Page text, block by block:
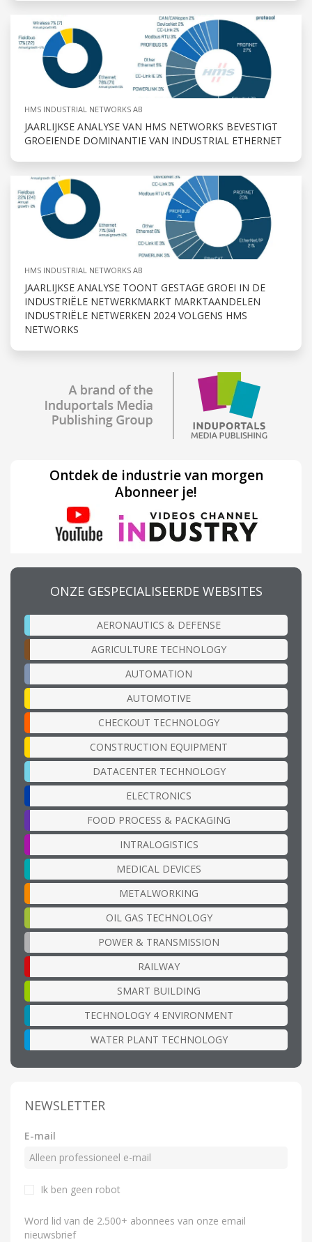
HMS INDUSTRIAL NETWORKS AB
JAARLIJKSE ANALYSE VAN HMS NETWORKS BEVESTIGT
GROEIENDE DOMINANTIE VAN INDUSTRIAL ETHERNET
HMS INDUSTRIAL NETWORKS AB
JAARLIJKSE ANALYSE TOONT GESTAGE GROEI IN DE
INDUSTRIËLE NETWERKMARKT MARKTAANDELEN
INDUSTRIËLE NETWERKEN 2024 VOLGENS HMS
NETWORKS
Ontdek de industrie van morgen
Abonneer je!
ONZE GESPECIALISEERDE WEBSITES
AERONAUTICS & DEFENSE
AGRICULTURE TECHNOLOGY
AUTOMATION
AUTOMOTIVE
CHECKOUT TECHNOLOGY
CONSTRUCTION EQUIPMENT
DATACENTER TECHNOLOGY
ELECTRONICS
FOOD PROCESS & PACKAGING
INTRALOGISTICS
MEDICAL DEVICES
METALWORKING
OIL GAS TECHNOLOGY
POWER & TRANSMISSION
RAILWAY
SMART BUILDING
TECHNOLOGY 4 ENVIRONMENT
WATER PLANT TECHNOLOGY
NEWSLETTER
E-mail
Ik ben geen robot
Word lid van de 2.500+ abonnees van onze email
nieuwsbrief